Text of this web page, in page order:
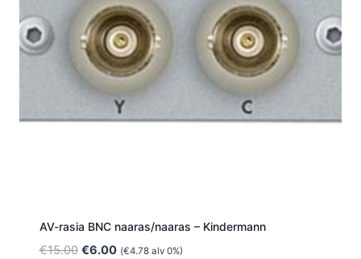
AV-rasia BNC naaras/naaras – Kindermann
€15.00 Alkuperäinen
€6.00Nykyinen
(€4.78alv 0%)